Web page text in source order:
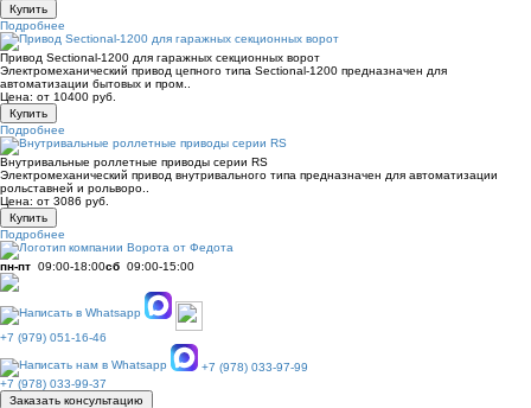
Купить
Подробнее
Привод Sectional-1200 для гаражных секционных ворот
Электромехaнический привод цепного типа Sectional-1200 преднaзначен для
автоматизации бытовых и пром..
Цена: от 10400 руб.
Купить
Подробнее
Внутривальные роллетные приводы серии RS
Электромеханический привод внутривального типа предназначен для автоматизации
рольставней и рольворо..
Цена: от 3086 руб.
Купить
Подробнее
пн-пт 09:00-18:00сб 09:00-15:00
+7 (979) 051-16-46
+7 (978) 033-97-99
+7 (978) 033-99-37
Заказать консультацию